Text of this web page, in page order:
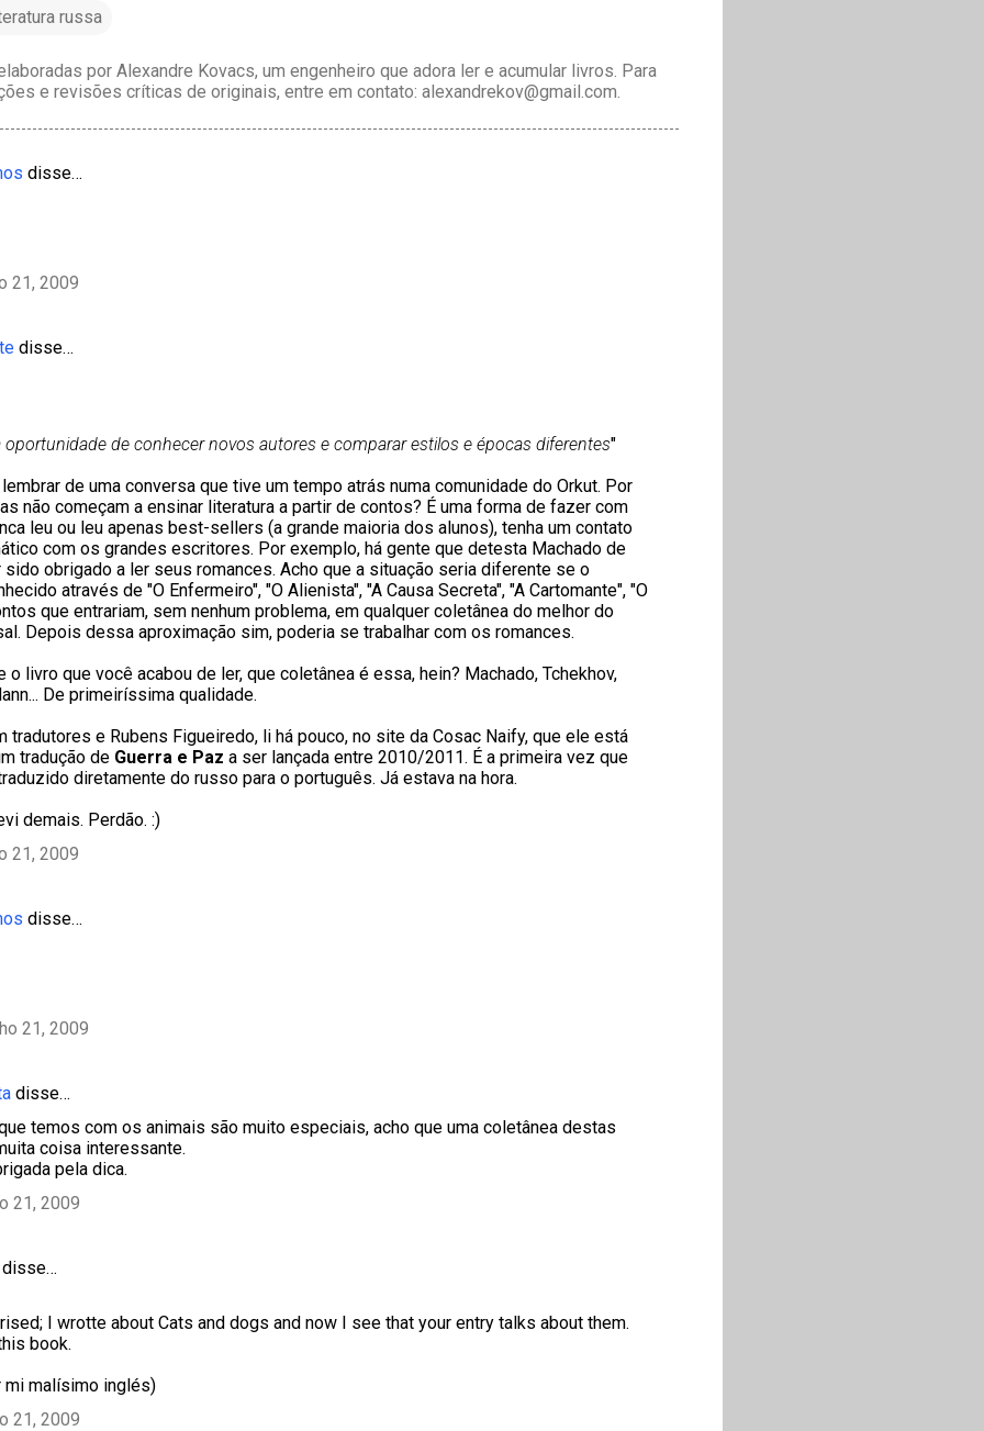
russa
por Alexandre Kovacs, um engenheiro que adora ler e acumular livros. Para
e revisões críticas de originais, entre em contato: alexandrekov@gmail.com.
disse…
21, 2009
disse…
oportunidade de conhecer novos autores e comparar estilos e épocas diferentes"
de uma conversa que tive um tempo atrás numa comunidade do Orkut. Por
não começam a ensinar literatura a partir de contos? É uma forma de fazer com
leu ou leu apenas best-sellers (a grande maioria dos alunos), tenha um contato
com os grandes escritores. Por exemplo, há gente que detesta Machado de
obrigado a ler seus romances. Acho que a situação seria diferente se o
através de "O Enfermeiro", "O Alienista", "A Causa Secreta", "A Cartomante", "O
que entrariam, sem nenhum problema, em qualquer coletânea do melhor do
Depois dessa aproximação sim, poderia se trabalhar com os romances.
o livro que você acabou de ler, que coletânea é essa, hein? Machado, Tchekhov,
De primeiríssima qualidade.
tradutores e Rubens Figueiredo, li há pouco, no site da Cosac Naify, que ele está
tradução de Guerra e Paz a ser lançada entre 2010/2011. É a primeira vez que
diretamente do russo para o português. Já estava na hora.
demais. Perdão. :)
21, 2009
disse…
21, 2009
disse…
temos com os animais são muito especiais, acho que uma coletânea destas
coisa interessante.
pela dica.
21, 2009
disse…
I wrotte about Cats and dogs and now I see that your entry talks about them.
book.
mi malísimo inglés)
21, 2009